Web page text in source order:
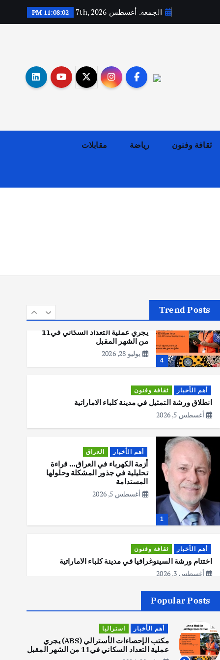
الجمعة. أغسطس 7th, 2026 11:08:03 PM
ثقافة وفنون رياضة مقابلات
Trend Posts
يوليو 30, 2026
4
مكتب الإحصاءات الأسترالي (ABS)
يجري عملية التعداد السكاني في11
من الشهر المقبل
يوليو 28, 2026
أهم الأخبار ثقافة وفنون
انطلاق ورشة التمثيل في مدينة كلباء الاماراتية
أغسطس 5, 2026
1
أهم الأخبار العراق
أزمة الكهرباء في العراق… قراءة
تحليلية في جذور المشكلة وحلولها
المستدامة
أغسطس 5, 2026
أهم الأخبار ثقافة وفنون
اختتام ورشة السينوغرافيا في مدينة كلباء الاماراتية
أغسطس 3, 2026
أهم الأخبار جاليات غير مصنف
قصة نجاح العراقي عمر الشمري الذي
اصبح بطلاً لأستراليا بلعبة كمال
الاجسام
يوليو 30, 2026
Popular Posts
أهم الأخبار استراليا
مكتب الإحصاءات الأسترالي (ABS) يجري
عملية التعداد السكاني في11 من الشهر المقبل